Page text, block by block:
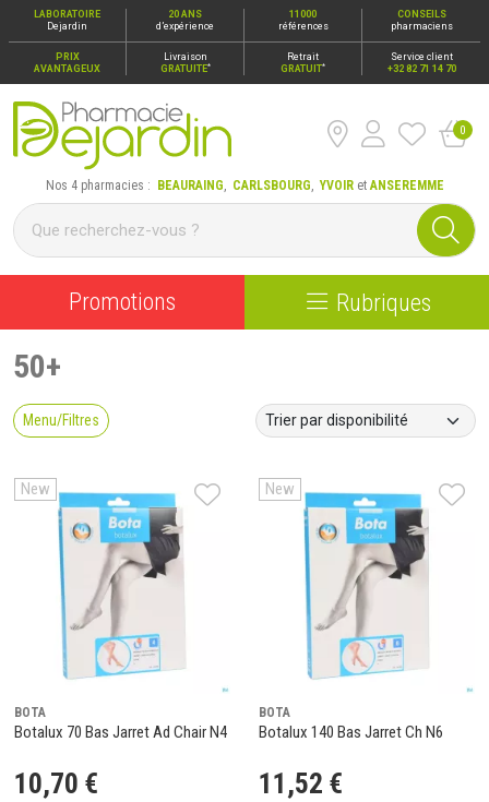
LABORATOIRE
Dejardin
20 ANS
d’expérience
11000
références
CONSEILS
pharmaciens
PRIX
AVANTAGEUX
Livraison
GRATUITE*
Retrait
GRATUIT*
Service client
+32 82 71 14 70
Pharmacie Dejardin Nos 4 pharmacies : Beauraing,
0
Nos 4 pharmacies : BEAURAING, CARLSBOURG,YVOIRetANSEREMME
Promotions Rubriques
50+
Menu/Filtres
New
BOTA
Botalux 70 Bas Jarret Ad Chair N4
10,70 €
New
BOTA
Botalux 140 Bas Jarret Ch N6
11 ,52 €